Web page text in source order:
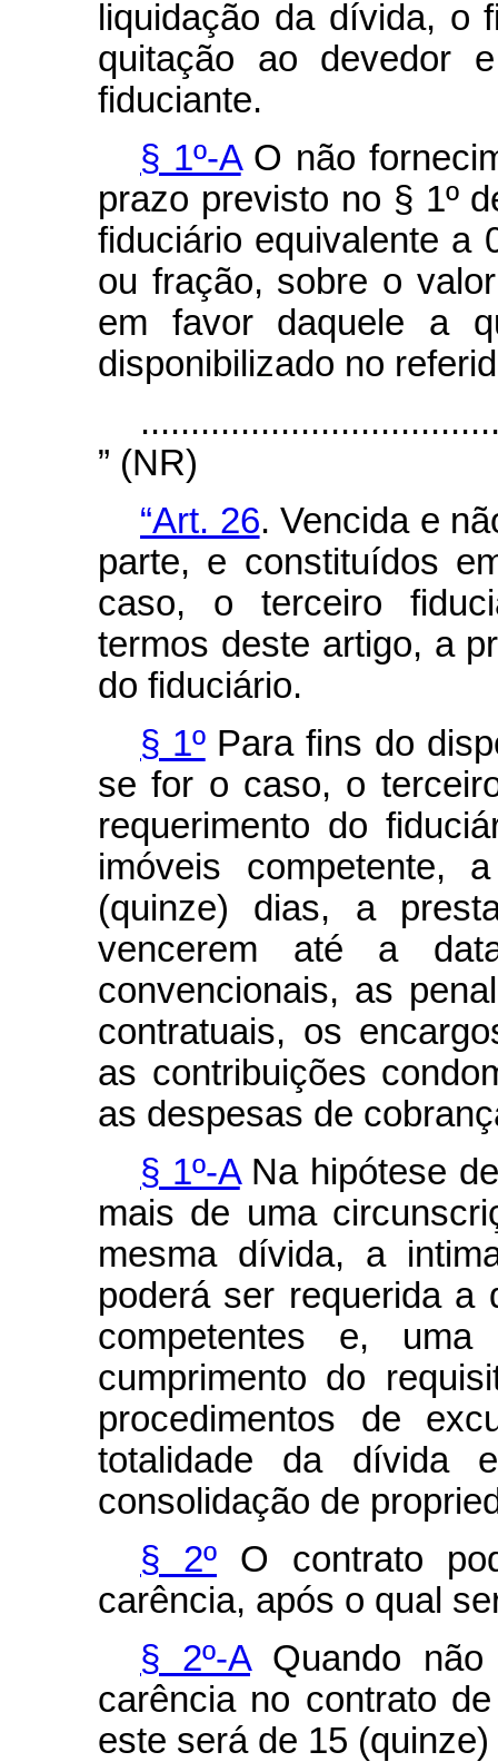
liquidação da dívida, o
quitação ao devedor
fiduciante.
§ 1º-AO não
prazo previsto no § 1º
fiduciário equivalente a
ou fração, sobre o
em favor daquele a
disponibilizado no
” (NR)
“Art. 26. Vencida e
parte, e constituídos
caso, o terceiro
termos deste artigo, a
do fiduciário.
§ 1ºPara fins do
se for o caso, o
requerimento do
imóveis competente,
(quinze) dias, a
vencerem até a
convencionais, as
contratuais, os
as contribuições
as despesas de
§ 1º-ANa hipótese
mais de uma
mesma dívida, a
poderá ser requerida a
competentes e,
cumprimento do
procedimentos de
totalidade da dívida
consolidação de
§ 2º O contrato
carência, após o qual
§ 2º-AQuando não
carência no contrato
este será de 15